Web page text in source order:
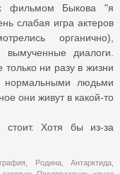
фильмом Быкова "я
слабая игра актеров
органично),
диалоги.
ни разу в жизни
людьми
они живут в какой-то
Хотя бы из-за
Родина,Антарктида